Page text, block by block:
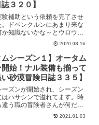
３２０】
験補助という依頼を完了させ
。ドベンクルンにあまり来な
知識ないかな～とウロウロ
イリの横のテーブルで見つけ
頼がはじまりました。調べて
の本の場所はランダムみたい
の冒険者さんは違う場所で見
しれません。ちなみに、この
リの親密度も必要で(1000)行
ん要ります。なので、サブ
入してひたすらセイリと挨拶
いいと思いますｗ
2020.08.16
ムシーズン１】オータム
始！ナル装備も揃って
砂漠冒険日誌３３５】
ーズンが開始され、シーズン
はハサシンで溢れてます。時
違う職の冒険者さんが何だか
今回は前回よりもさらにのん
行こうかと思ってたりしま
2021.01.03